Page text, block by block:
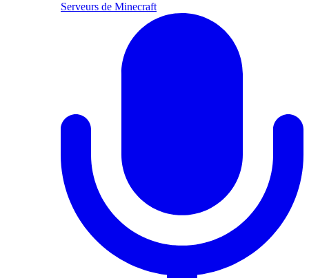
Serveurs de Minecraft